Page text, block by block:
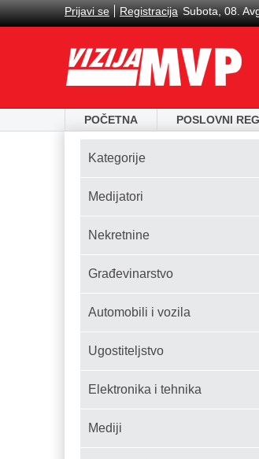
Skip to main content
Prijavi se Registracija Subota, 08.
POČETNA POSLOVNI
Kаtegorije
Medijatori
Nekretnine
Građevinarstvo
Automobili i vozila
Ugostiteljstvo
Elektronika i tehnika
Mediji